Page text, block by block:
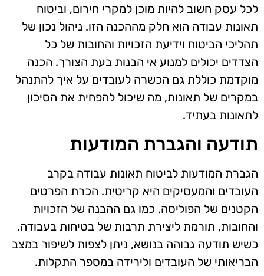
לכל עסק חשוב להיות מוכן למקרי חירום, וביטוח
תאונות עבודה הוא חלק מההכנה הזו. ניהול נכון של
תהליכי הביטוח וידיעת הזכויות והחובות של כל
הצדדים יכולים למנוע אי הבנות בעת הצורך. הכנה
מוקדמת כוללת גם הכשרה לעובדים על איך להתנהל
במקרים של תאונות, מה שיכול להפחית את הסיכון
לתאונות בעתיד.
תודעה והגברת המודעות
הגברת המודעות לביטוח תאונות עבודה בקרב
העובדים והמעסיקים היא קריטית. הכרת הפרטים
הקטנים של הפוליסה, כמו גם ההבנה של הזכויות
והחובות, תורמת ליצירת תרבות של בטיחות בעבודה.
כשיש תודעה גבוהה בנושא, ניתן לצפות לשיפור במצב
הבריאותי של העובדים ולירידה במספר התקלות.